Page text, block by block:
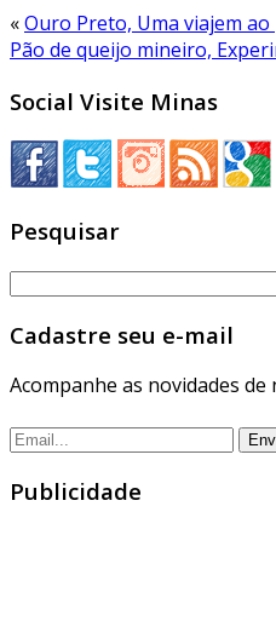
«Ouro Preto, Uma viajem ao
Pão de queijo mineiro,
Social Visite Minas
Pesquisar
Cadastre seu e-mail
Acompanhe as novidades
Publicidade